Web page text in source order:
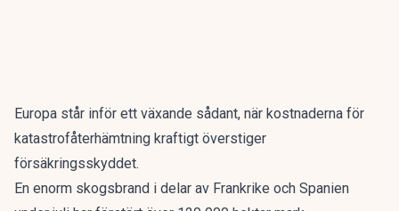
Europa står inför ett växande sådant, när kostnaderna för
katastrofåterhämtning kraftigt överstiger
försäkringsskyddet.
En enorm skogsbrand i delar av Frankrike och Spanien